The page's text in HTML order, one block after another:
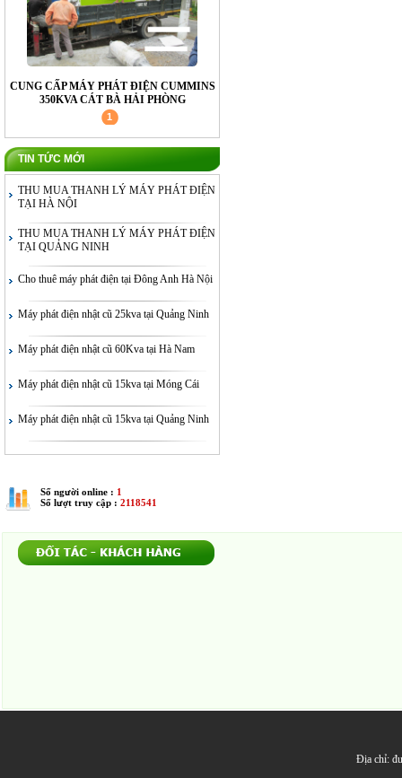
CUNG CẤP MÁY PHÁT ĐIỆN CUMMINS
350KVA CÁT BÀ HẢI PHÒNG
CUNG CẤP MÁY PHÁT ĐIỆN CUMMINS
350KVA CÁT BÀ HẢI PHÒNG
1
TIN TỨC MỚI
THU MUA THANH LÝ MÁY PHÁT ĐIỆN
TẠI HÀ NỘI
THU MUA THANH LÝ MÁY PHÁT ĐIỆN
TẠI QUẢNG NINH
Cho thuê máy phát điện tại Đông Anh Hà Nội
Máy phát điện nhật cũ 25kva tại Quảng Ninh
Máy phát điện nhật cũ 60Kva tại Hà Nam
Máy phát điện nhật cũ 15kva tại Móng Cái
Máy phát điện nhật cũ 15kva tại Quảng Ninh
Số người online : 1
Số lượt truy cập : 2118541
Địa chỉ: